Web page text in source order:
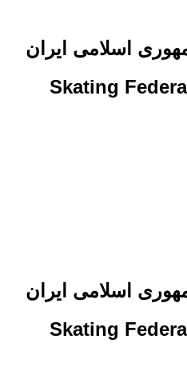
اسلامی ایران
Skating
اسلامی ایران
Skating